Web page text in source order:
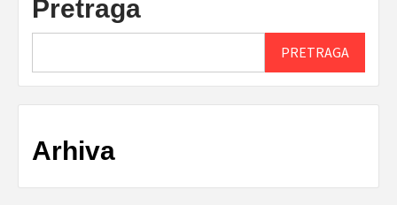
Pretraga
PRETRAGA
Arhiva